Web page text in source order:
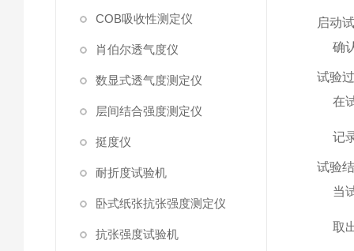
COB吸收性测定仪
肖伯尔透气度仪
数显式透气度测定仪
层间结合强度测定仪
挺度仪
耐折度试验机
卧式纸张抗张强度测定仪
抗张强度试验机
启动
确
试验
在
记
试验
当
取